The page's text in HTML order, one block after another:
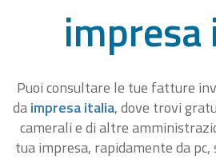
Puoi consultare le tue fatture
daimpresa italia, dove trovi
camerali e di altre
tua impresa, rapidamente da